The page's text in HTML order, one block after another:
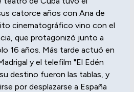
catorce años con Ana de
cinematográfico vino con el
que protagonizó junto a
16 años. Más tarde actuó en
y el telefilm "El Edén
destino fueron las tablas, y
por desplazarse a España